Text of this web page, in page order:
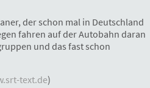
der schon mal in Deutschland
fahren auf der Autobahn daran
und das fast schon
text.de)